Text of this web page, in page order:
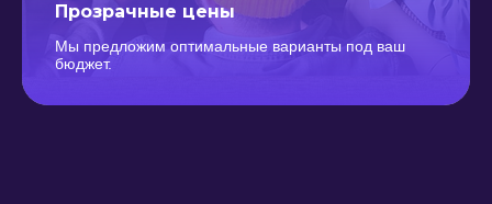
Прозрачные цены
Мы предложим оптимальные варианты под ваш
бюджет.